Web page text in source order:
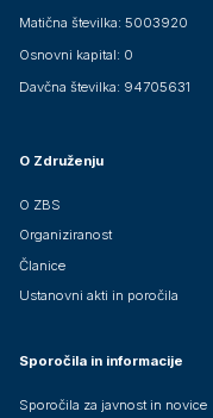
Matična številka: 5003920
Osnovni kapital: 0
Davčna številka: 94705631
O Združenju
O ZBS
Organiziranost
Članice
Ustanovni akti in poročila
Sporočila in informacije
Sporočila za javnost in novice